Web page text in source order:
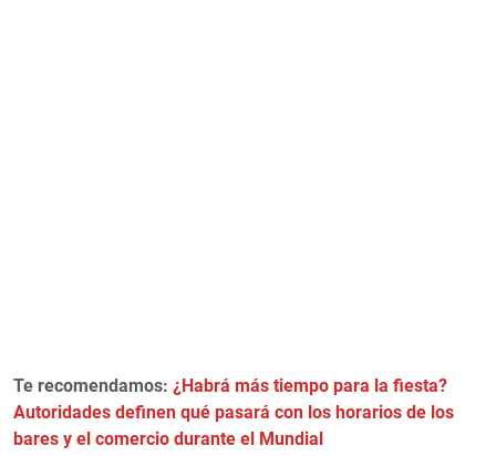
Te recomendamos: ¿Habrá más tiempo para la fiesta?
Autoridades definen qué pasará con los horarios de los
bares y el comercio durante el Mundial